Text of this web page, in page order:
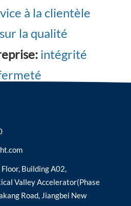
à la clientèle
la qualité
intégrité
Building A02,
Valley Accelerator(Phase
Road, Jiangbei New